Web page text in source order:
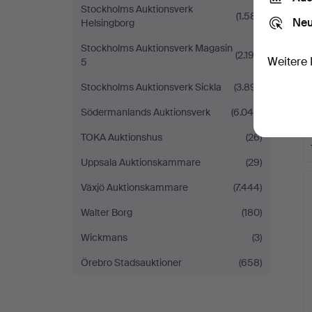
Stockholms Auktionsverk
Helsingborg
(1.581)
Stockholms Auktionsverk Magasin
5
(2.193)
Stockholms Auktionsverk Sickla
(3.891)
Södermanlands Auktionsverk
(6.049)
TOKA Auktionshus
(26)
Uppsala Auktionskammare
(29)
Växjö Auktionskammare
(7.444)
Walter Borg
(180)
Wickmans
(3)
Örebro Stadsauktioner
(658)
Weitere